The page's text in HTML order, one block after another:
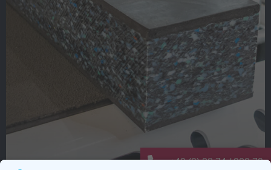
+49 (0) 28 74 / 900 79 -